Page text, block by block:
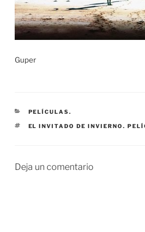
Guper
CATEGORÍAS
PELÍCULAS.
ETIQUETAS
EL INVITADO DE INVIERNO.
Deja un comentario